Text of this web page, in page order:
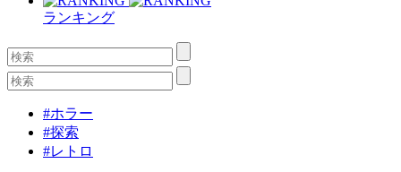
ランキング
#ホラー
#探索
#レトロ